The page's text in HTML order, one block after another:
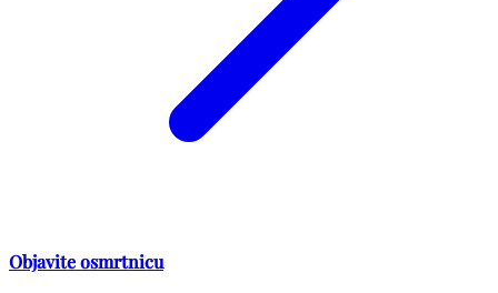
Objavite osmrtnicu